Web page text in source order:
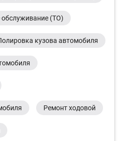
обслуживание (ТО)
кузова автомобиля
Ремонт ходовой